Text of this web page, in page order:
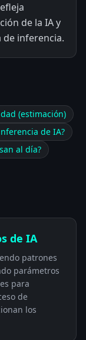
de la IA y
inferencia.
(estimación)
de IA?
al día?
de IA
patrones
parámetros
para
de
los